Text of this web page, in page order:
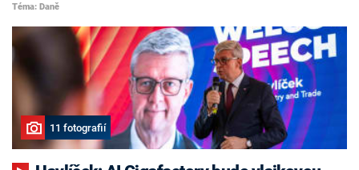
Téma: Daně
11 fotografií